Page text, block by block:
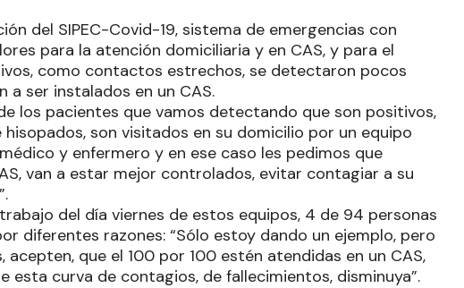
del SIPEC-Covid-19, sistema de emergencias con
para la atención domiciliaria y en CAS, y para el
como contactos estrechos, se detectaron pocos
a ser instalados en un CAS.
los pacientes que vamos detectando que son positivos,
son visitados en su domicilio por un equipo
y enfermero y en ese caso les pedimos que
van a estar mejor controlados, evitar contagiar a su
del día viernes de estos equipos, 4 de 94 personas
diferentes razones: “Sólo estoy dando un ejemplo, pero
que el 100 por 100 estén atendidas en un CAS,
esta curva de contagios, de fallecimientos, disminuya”.